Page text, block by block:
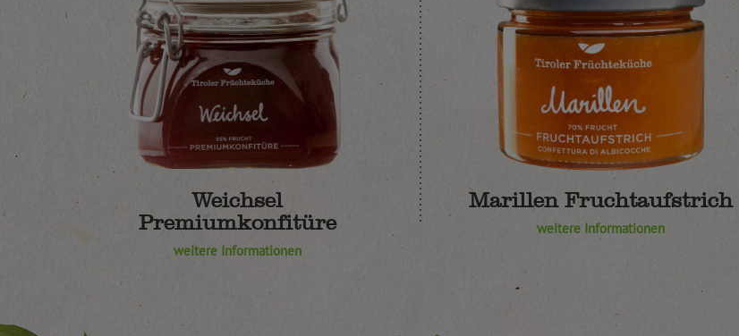
Weichsel
Premiumkonfitüre
weitere Informationen
Marillen Fruchtaufstrich
weitere Informationen